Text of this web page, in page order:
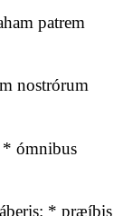
patrem
nostrórum
* ómnibus
* præíbis